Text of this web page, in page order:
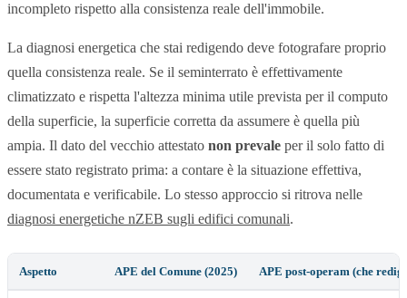
incompleto rispetto alla consistenza reale dell'immobile.
La diagnosi energetica che stai redigendo deve fotografare proprio
quella consistenza reale. Se il seminterrato è effettivamente
climatizzato e rispetta l'altezza minima utile prevista per il computo
della superficie, la superficie corretta da assumere è quella più
ampia. Il dato del vecchio attestato non prevale per il solo fatto di
essere stato registrato prima: a contare è la situazione effettiva,
documentata e verificabile. Lo stesso approccio si ritrova nelle
diagnosi energetiche nZEB sugli edifici comunali.
Aspetto APE del Comune (2025) APE post-operam (che